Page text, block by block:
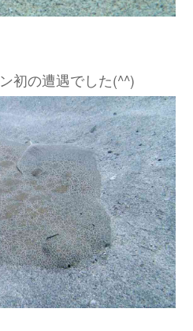
初の遭遇でした(^^)